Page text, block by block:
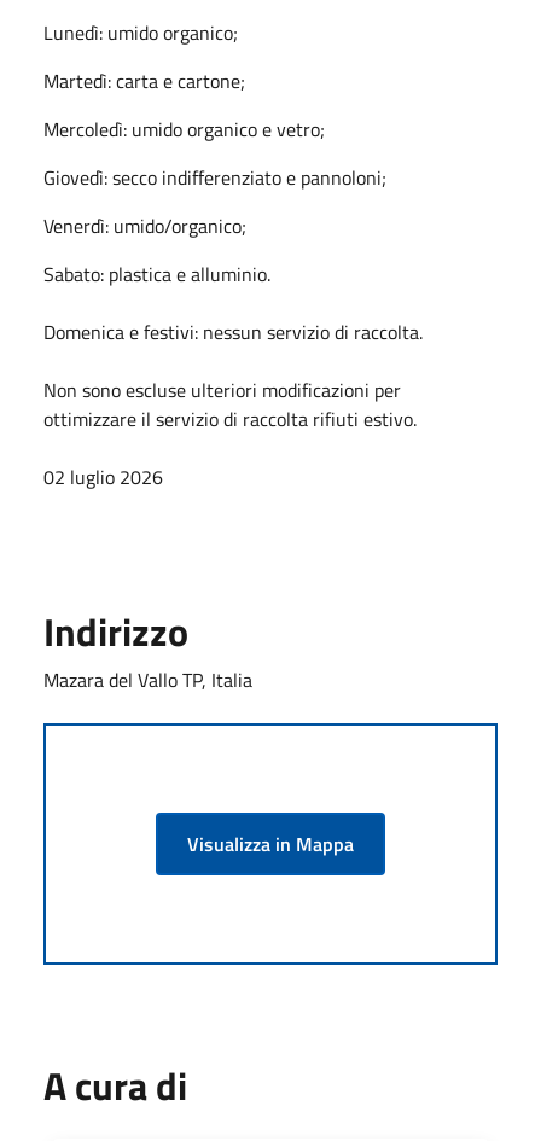
Lunedì: umido organico;
Martedì: carta e cartone;
Mercoledì: umido organico e vetro;
Giovedì: secco indifferenziato e pannoloni;
Venerdì: umido/organico;
Sabato: plastica e alluminio.
Domenica e festivi: nessun servizio di raccolta.
Non sono escluse ulteriori modificazioni per
ottimizzare il servizio di raccolta rifiuti estivo.
02 luglio 2026
Indirizzo
Mazara del Vallo TP, Italia
Visualizza in Mappa
A cura di